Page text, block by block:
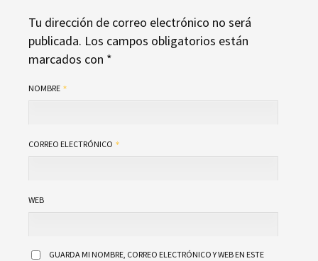
Tu dirección de correo electrónico no será
publicada. Los campos obligatorios están
marcados con *
NOMBRE
CORREO ELECTRÓNICO
WEB
GUARDA MI NOMBRE, CORREO ELECTRÓNICO Y WEB EN ESTE